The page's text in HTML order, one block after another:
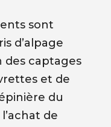
sont
d’alpage
des captages
et de
du
de